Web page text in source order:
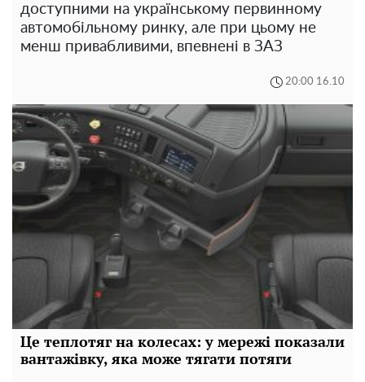
доступними на українському первинному
автомобільному ринку, але при цьому не
менш привабливими, впевнені в ЗАЗ
20:00 16.10
Це теплотяг на колесах: у мережі показали
вантажівку, яка може тягати потяги